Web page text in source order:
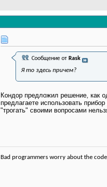
Сообщение от Rask
Я то здесь причем?
Кондор предложил решение, как
предлагаете использовать
"трогать" своими вопросами
Bad programmers worry about the